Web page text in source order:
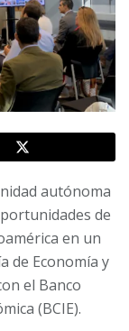
autónoma
de
en un
de Economía y
el Banco
(BCIE).